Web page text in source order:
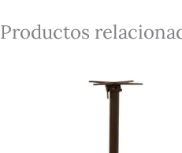
Productos